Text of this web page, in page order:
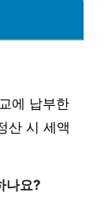
에 납부한
산 시 세액
나요?